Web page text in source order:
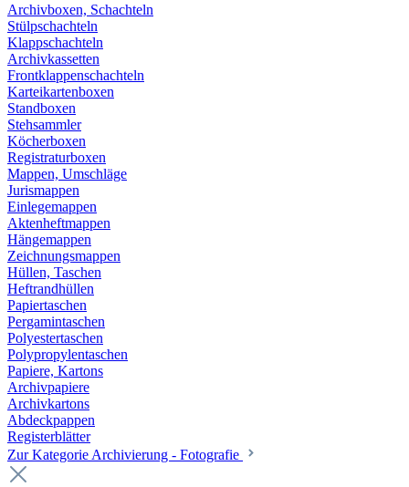
Archivboxen, Schachteln
Stülpschachteln
Klappschachteln
Archivkassetten
Frontklappenschachteln
Karteikartenboxen
Standboxen
Stehsammler
Köcherboxen
Registraturboxen
Mappen, Umschläge
Jurismappen
Einlegemappen
Aktenheftmappen
Hängemappen
Zeichnungsmappen
Hüllen, Taschen
Heftrandhüllen
Papiertaschen
Pergamintaschen
Polyestertaschen
Polypropylentaschen
Papiere, Kartons
Archivpapiere
Archivkartons
Abdeckpappen
Registerblätter
Zur Kategorie Archivierung - Fotografie